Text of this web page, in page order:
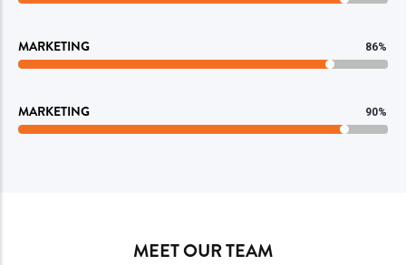
MARKETING 86%
MARKETING 90%
MEET OUR TEAM